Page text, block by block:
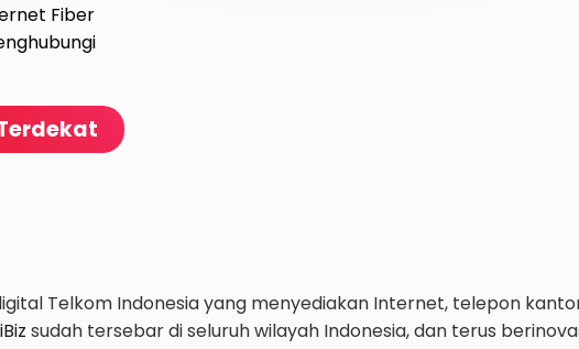
Fiber
Telkom Indonesia yang menyediakan Internet, telepon
sudah tersebar di seluruh wilayah Indonesia, dan terus